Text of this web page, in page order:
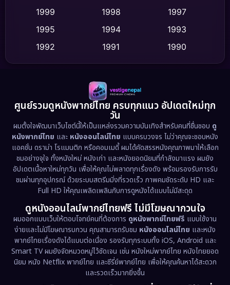
Dance เต้น (10)
Detective สืบสวน (75)
Disaster (13)
Disney+ (5)
Documentary สารคดี (93)
Drama ดราม่า (1,486)
Dystopian (17)
Emotional (61)
Epic มหากาพย์ (221)
Erotic (36)
1999
1998
1997
1995
1994
1993
1992
1991
1990
1989
1988
1986
1983
1978
1974
1962
ศูนย์รวมดูหนังพากย์ไทย ครบทุกแนว อัปเดตใหม่ทุก
วัน
ผมตั้งใจพัฒนาเว็บไซต์นี้ให้เป็นแหล่งรวมความบันเทิงสำหรับคนที่ชื่นชอบ ดู
หนังพากย์ไทย และ หนังออนไลน์ไทย แบบครบวงจร ไม่ว่าคุณจะชอบหนัง
แอคชั่น ดราม่า โรแมนติก หรือคอมเมดี้ ผมได้คัดสรรหนังคุณภาพมาให้เลือก
ชมอย่างจุใจ ทั้งหนังใหม่ หนังเก่า และหนังยอดนิยมที่กำลังมาแรง ผมยัง
อัปเดตเนื้อหาใหม่ทุกวัน เพื่อให้คุณไม่พลาดทุกเรื่องดัง พร้อมรองรับการรับ
ชมผ่านทุกอุปกรณ์ ด้วยระบบสตรีมมิ่งที่รวดเร็ว ภาพคมชัดระดับ HD และ
Full HD ให้คุณเพลิดเพลินกับการดูหนังได้แบบไม่มีสะดุด
ดูหนังออนไลน์พากย์ไทยฟรี ไม่มีโฆษณากวนใจ
ผมออกแบบเว็บให้ตอบโจทย์คนที่ต้องการ ดูหนังพากย์ไทยฟรี แบบใช้งาน
ง่ายและไม่มีโฆษณารบกวน คุณสามารถรับชม หนังออนไลน์ไทย และหนัง
พากย์ไทยเรื่องดังได้แบบต่อเนื่อง รองรับทุกระบบทั้ง iOS, Android และ
Smart TV ผมยังจัดหมวดหมู่ไว้ชัดเจน เช่น หนังใหม่พากย์ไทย หนังไทยยอด
นิยม หนัง Netflix พากย์ไทย และซีรี่ย์พากย์ไทย เพื่อให้คุณค้นหาได้สะดวก
และรวดเร็วมากยิ่งขึ้น